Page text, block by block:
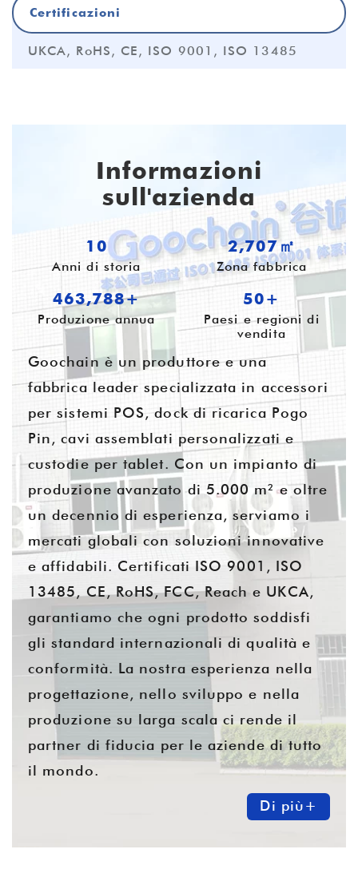
Certificazioni
UKCA, RoHS, CE, ISO 9001, ISO 13485
Informazioni
sull'azienda
10
Anni di storia
3,500㎡
Zona fabbrica
599,726+
Produzione annua
54+
Paesi e regioni di
vendita
Goochain è un produttore e una
fabbrica leader specializzata in accessori
per sistemi POS, dock di ricarica Pogo
Pin, cavi assemblati personalizzati e
custodie per tablet. Con un impianto di
produzione avanzato di 5.000 m² e oltre
un decennio di esperienza, serviamo i
mercati globali con soluzioni innovative
e affidabili. Certificati ISO 9001, ISO
13485, CE, RoHS, FCC, Reach e UKCA,
garantiamo che ogni prodotto soddisfi
gli standard internazionali di qualità e
conformità. La nostra esperienza nella
progettazione, nello sviluppo e nella
produzione su larga scala ci rende il
partner di fiducia per le aziende di tutto
il mondo.
Di più+